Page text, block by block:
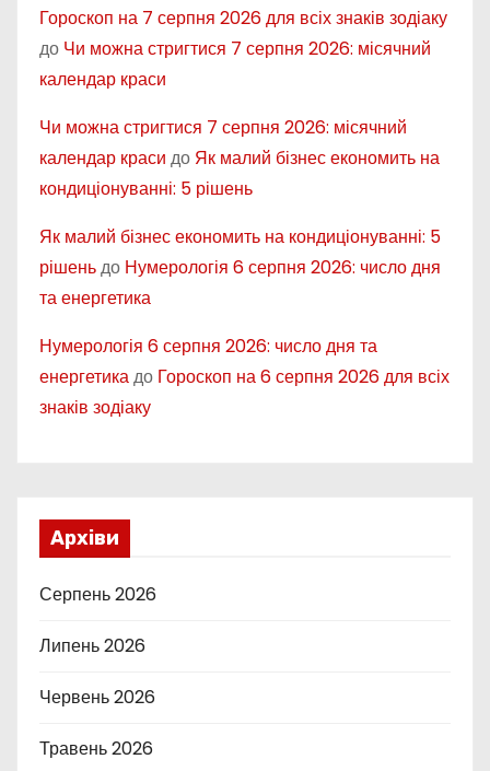
Гороскоп на 7 серпня 2026 для всіх знаків зодіаку
до Чи можна стригтися 7 серпня 2026: місячний
календар краси
Чи можна стригтися 7 серпня 2026: місячний
календар краси до Як малий бізнес економить на
кондиціонуванні: 5 рішень
Як малий бізнес економить на кондиціонуванні: 5
рішеньдо Нумерологія 6 серпня 2026: число дня
та енергетика
Нумерологія 6 серпня 2026: число дня та
енергетикадо Гороскоп на 6 серпня 2026 для всіх
знаків зодіаку
Архіви
Серпень 2026
Липень 2026
Червень 2026
Травень 2026